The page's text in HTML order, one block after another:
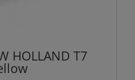
HOLLAND T7